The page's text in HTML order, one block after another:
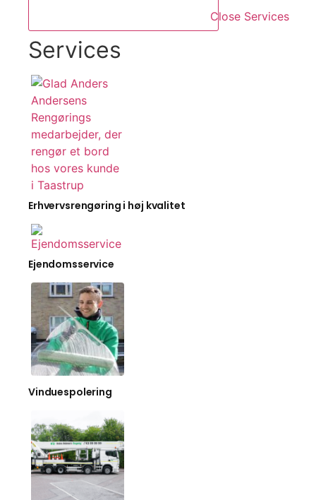
Close Services
Services
Erhvervsrengøring i høj kvalitet
Ejendomsservice
Vinduespolering